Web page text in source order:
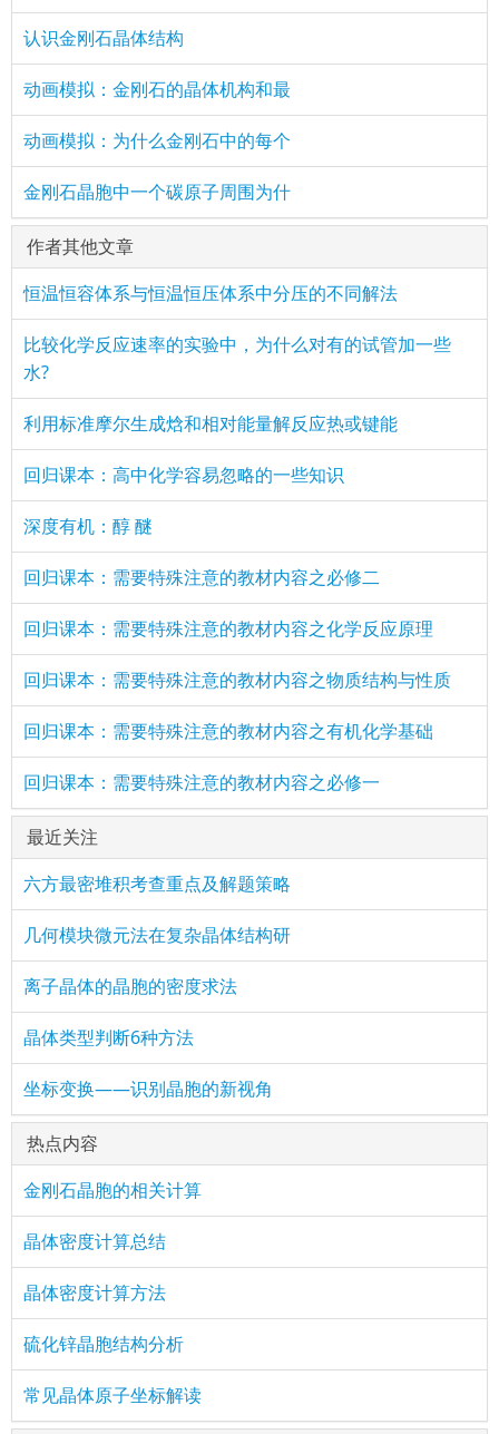
认识金刚石晶体结构
动画模拟：金刚石的晶体机构和最
动画模拟：为什么金刚石中的每个
金刚石晶胞中一个碳原子周围为什
作者其他文章
恒温恒容体系与恒温恒压体系中分压的不同解法
比较化学反应速率的实验中，为什么对有的试管加一些
水?
利用标准摩尔生成焓和相对能量解反应热或键能
回归课本：高中化学容易忽略的一些知识
深度有机：醇 醚
回归课本：需要特殊注意的教材内容之必修二
回归课本：需要特殊注意的教材内容之化学反应原理
回归课本：需要特殊注意的教材内容之物质结构与性质
回归课本：需要特殊注意的教材内容之有机化学基础
回归课本：需要特殊注意的教材内容之必修一
最近关注
六方最密堆积考查重点及解题策略
几何模块微元法在复杂晶体结构研
离子晶体的晶胞的密度求法
晶体类型判断6种方法
坐标变换——识别晶胞的新视角
热点内容
金刚石晶胞的相关计算
晶体密度计算总结
晶体密度计算方法
硫化锌晶胞结构分析
常见晶体原子坐标解读